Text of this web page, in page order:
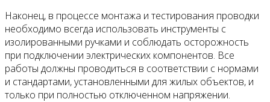
Наконец, в процессе монтажа и тестирования проводки
необходимо всегда использовать инструменты с
изолированными ручками и соблюдать осторожность
при подключении электрических компонентов. Все
работы должны проводиться в соответствии с нормами
и стандартами, установленными для жилых объектов, и
только при полностью отключенном напряжении.